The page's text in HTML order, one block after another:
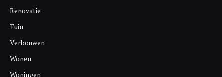
Renovatie
Tuin
Verbouwen
Wonen
Woningen